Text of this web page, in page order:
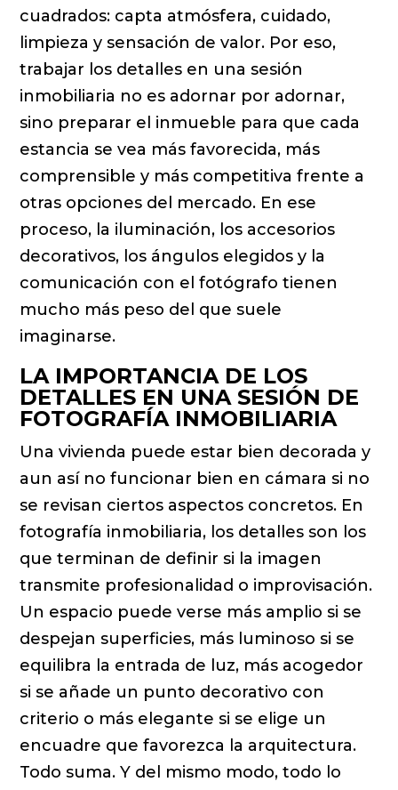
cuadrados: capta atmósfera, cuidado,
limpieza y sensación de valor. Por eso,
trabajar los detalles en una sesión
inmobiliaria no es adornar por adornar,
sino preparar el inmueble para que cada
estancia se vea más favorecida, más
comprensible y más competitiva frente a
otras opciones del mercado. En ese
proceso, la iluminación, los accesorios
decorativos, los ángulos elegidos y la
comunicación con el fotógrafo tienen
mucho más peso del que suele
imaginarse.
LA IMPORTANCIA DE LOS
DETALLES EN UNA SESIÓN DE
FOTOGRAFÍA INMOBILIARIA
Una vivienda puede estar bien decorada y
aun así no funcionar bien en cámara si no
se revisan ciertos aspectos concretos. En
fotografía inmobiliaria, los detalles son los
que terminan de definir si la imagen
transmite profesionalidad o improvisación.
Un espacio puede verse más amplio si se
despejan superficies, más luminoso si se
equilibra la entrada de luz, más acogedor
si se añade un punto decorativo con
criterio o más elegante si se elige un
encuadre que favorezca la arquitectura.
Todo suma. Y del mismo modo, todo lo